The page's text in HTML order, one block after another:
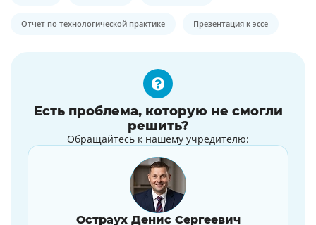
Отчет по технологической практике Презентация к эссе
Есть проблема, которую не смогли
решить?
Обращайтесь к нашему учредителю:
Остраух Денис Сергеевич